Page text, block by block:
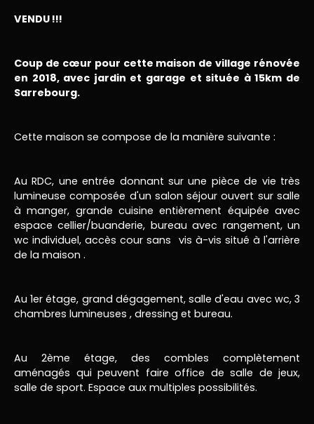
VENDU !!!
Coup de cœur pour cette maison de village rénovée
en 2018, avec jardin et garage et située à 15km de
Sarrebourg.
Cette maison se compose de la manière suivante :
Au RDC, une entrée donnant sur une pièce de vie très
lumineuse composée d'un salon séjour ouvert sur salle
à manger, grande cuisine entièrement équipée avec
espace cellier/buanderie, bureau avec rangement, un
wc individuel, accès cour sans vis à-vis situé à l'arrière
de la maison .
Au 1er étage, grand dégagement, salle d'eau avec wc, 3
chambres lumineuses , dressing et bureau.
Au 2ème étage, des combles complètement
aménagés qui peuvent faire office de salle de jeux,
salle de sport. Espace aux multiples possibilités.